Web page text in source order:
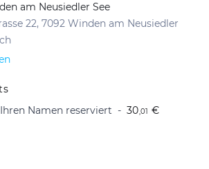
am Neusiedler See
22, 7092 Winden am Neusiedler
Namen reserviert
30,01 €